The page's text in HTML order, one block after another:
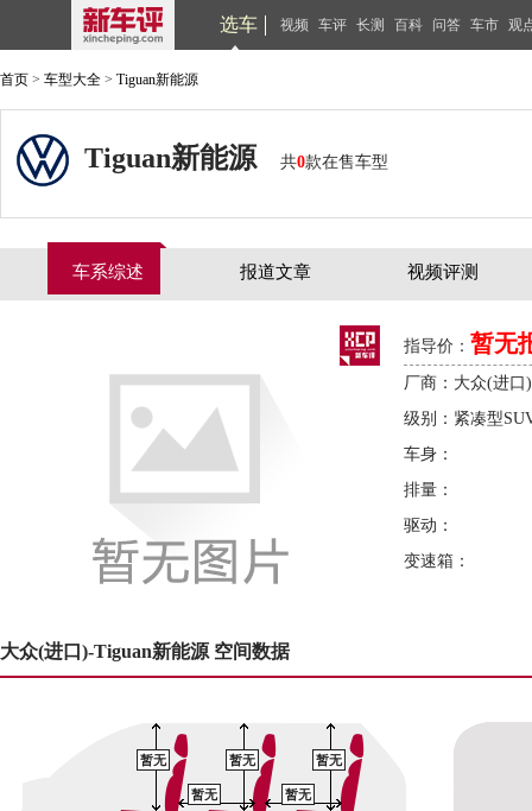
选车 视频 车评 长测 百科 问答 车市 观
首页 > 车型大全 > Tiguan新能源
Tiguan新能源 共0款在售车型
车系综述 报道文章 视频评测
指导价： 暂无
厂商：大众(进口)
级别：紧凑型
车身：
排量：
驱动：
变速箱：
大众(进口)-Tiguan新能源 空间数据
暂无 暂无 暂无
暂无 暂无